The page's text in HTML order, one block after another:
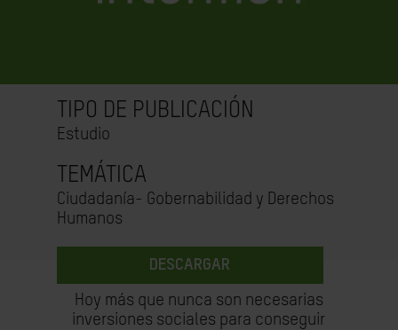
TIPO DE PUBLICACIÓN
Estudio
TEMÁTICA
Ciudadanía- Gobernabilidad y Derechos
Humanos
DESCARGAR
Hoy más que nunca son necesarias
inversiones sociales para conseguir